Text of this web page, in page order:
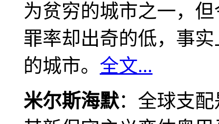
为贫穷的城市之一，
罪率却出奇的低，事
的城市。 全文...
米尔斯海默：全球支